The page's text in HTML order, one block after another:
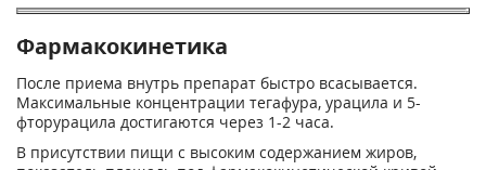
Фармакокинетика
После приема внутрь препарат быстро всасывается.
Максимальные концентрации тегафура, урацила и 5-
фторурацила достигаются через 1-2 часа.
В присутствии пищи с высоким содержанием жиров,